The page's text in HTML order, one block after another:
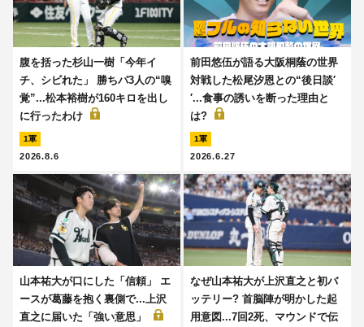
腹を括った杉山一樹「今年イ
チ、シビれた」 勝ちパ3人の“嗅
覚”...松本裕樹が160キロを出し
に行ったわけ
1軍
2026.8.6
前田悠伍が語る大阪桐蔭の世界
対戦した松尾汐恩との“後日談′
′...食事の誘いを断った理由と
は?
1軍
2026.6.27
山本祐大が口にした「信頼」 エ
ースが葛藤を抱く裏側で...上沢
直之に届いた「強い意思」
なぜ山本祐大が上沢直之と初バ
ッテリー? 首脳陣が明かした起
用意図...7回2死、マウンドで伝